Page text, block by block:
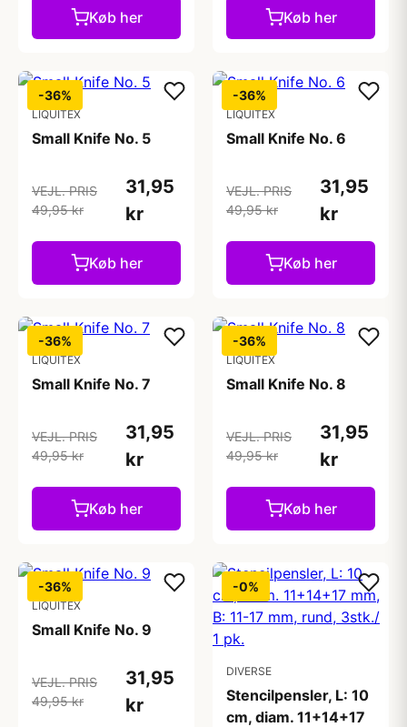
Køb her Køb her
-36%
LIQUITEX
Small Knife No. 5
VEJL. PRIS
49,95 kr
31,95
kr
Køb her
-36%
LIQUITEX
Small Knife No. 6
VEJL. PRIS
49,95 kr
31,95
kr
Køb her
-36%
LIQUITEX
Small Knife No. 7
VEJL. PRIS
49,95 kr
31,95
kr
Køb her
-36%
LIQUITEX
Small Knife No. 8
VEJL. PRIS
49,95 kr
31,95
kr
Køb her
-36%
LIQUITEX
Small Knife No. 9
VEJL. PRIS
49,95 kr
31,95
kr
-0%
DIVERSE
Stencilpensler, L: 10
cm, diam. 11+14+17